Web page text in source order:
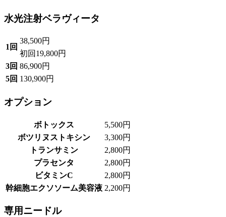
水光注射ベラヴィータ
1回
38,500円
初回 19,800円
3回 86,900円
5回 130,900円
オプション
ボトックス
5,500円
ボツリヌストキシン
3,300円
トランサミン
2,800円
プラセンタ
2,800円
ビタミンC
2,800円
幹細胞エクソソーム美容液 2,200円
専用ニードル